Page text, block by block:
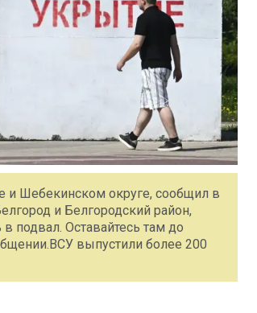
и Шебекинском округе, сообщил в
и Белгородский район,
подвал. Оставайтесь там до
выпустили более 200